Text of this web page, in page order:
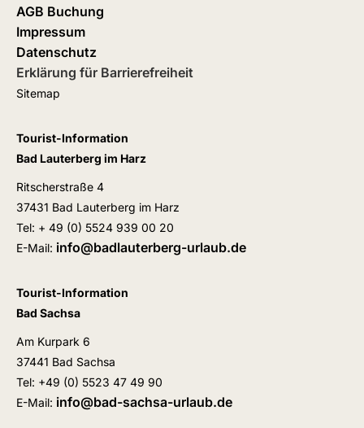
AGB Buchung
Impressum
Datenschutz
Erklärung für Barrierefreiheit
Sitemap
Tourist-Information
Bad Lauterberg im Harz
Ritscherstraße 4
37431 Bad Lauterberg im Harz
Tel: + 49 (0) 5524 939 00 20
E-Mail: info@badlauterberg-urlaub.de
Tourist-Information
Bad Sachsa
Am Kurpark 6
37441 Bad Sachsa
Tel: +49 (0) 5523 47 49 90
E-Mail: info@bad-sachsa-urlaub.de